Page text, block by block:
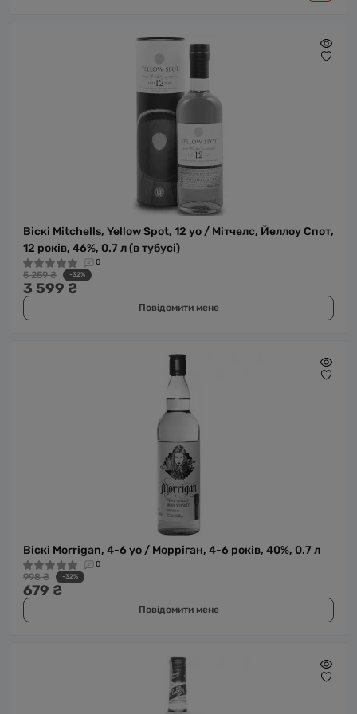
Віскі Mitchells, Yellow Spot, 12 yo / Мітчелс, Йеллоу Спот,
12 років, 46%, 0.7 л (в тубусі)
0
5 259 ₴ -32%
3 599 ₴
Повідомити мене
Віскі Morrigan, 4-6 yo / Морріган, 4-6 років, 40%, 0.7 л
0
998 ₴ -32%
679 ₴
Повідомити мене